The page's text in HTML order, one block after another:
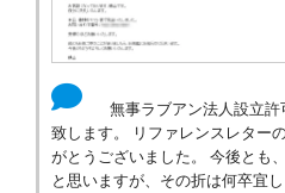
無事ラブアン法人設立
致します。 リファレンスレター
がとうございました。 今後とも
と思いますが、その折は何卒宜し